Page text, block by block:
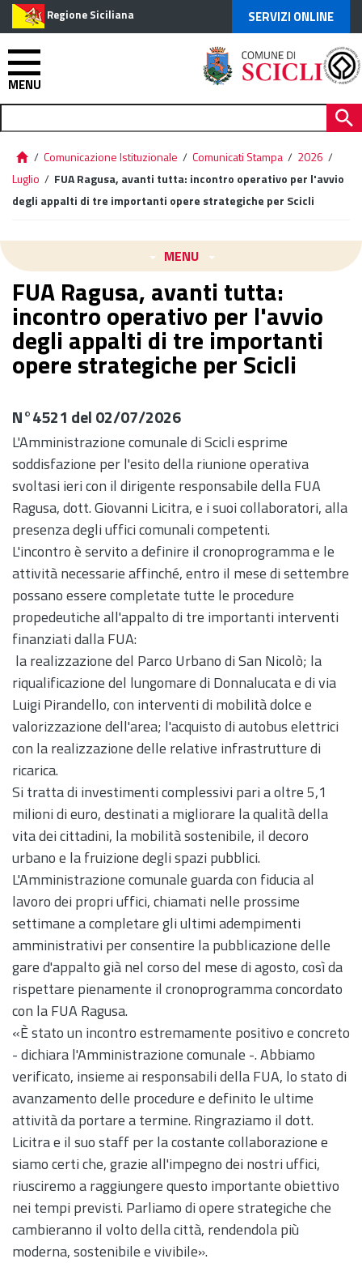
Regione Siciliana SERVIZI ONLINE
MENU
/ Comunicazione Istituzionale / Comunicati Stampa / 2026 /
Luglio / FUA Ragusa, avanti tutta: incontro operativo per l'avvio
degli appalti di tre importanti opere strategiche per Scicli
MENU
FUA Ragusa, avanti tutta:
incontro operativo per l'avvio
degli appalti di tre importanti
opere strategiche per Scicli
N°4521 del 02/07/2026
L'Amministrazione comunale di Scicli esprime
soddisfazione per l'esito della riunione operativa
svoltasi ieri con il dirigente responsabile della FUA
Ragusa, dott. Giovanni Licitra, e i suoi collaboratori, alla
presenza degli uffici comunali competenti.
L'incontro è servito a definire il cronoprogramma e le
attività necessarie affinché, entro il mese di settembre
possano essere completate tutte le procedure
propedeutiche all'appalto di tre importanti interventi
finanziati dalla FUA:
la realizzazione del Parco Urbano di San Nicolò; la
riqualificazione del lungomare di Donnalucata e di via
Luigi Pirandello, con interventi di mobilità dolce e
valorizzazione dell'area; l'acquisto di autobus elettrici
con la realizzazione delle relative infrastrutture di
ricarica.
Si tratta di investimenti complessivi pari a oltre 5,1
milioni di euro, destinati a migliorare la qualità della
vita dei cittadini, la mobilità sostenibile, il decoro
urbano e la fruizione degli spazi pubblici.
L'Amministrazione comunale guarda con fiducia al
lavoro dei propri uffici, chiamati nelle prossime
settimane a completare gli ultimi adempimenti
amministrativi per consentire la pubblicazione delle
gare d'appalto già nel corso del mese di agosto, così da
rispettare pienamente il cronoprogramma concordato
con la FUA Ragusa.
«È stato un incontro estremamente positivo e concreto
- dichiara l'Amministrazione comunale -. Abbiamo
verificato, insieme ai responsabili della FUA, lo stato di
avanzamento delle procedure e definito le ultime
attività da portare a termine. Ringraziamo il dott.
Licitra e il suo staff per la costante collaborazione e
siamo certi che, grazie all'impegno dei nostri uffici,
riusciremo a raggiungere questo importante obiettivo
nei tempi previsti. Parliamo di opere strategiche che
cambieranno il volto della città, rendendola più
moderna, sostenibile e vivibile».